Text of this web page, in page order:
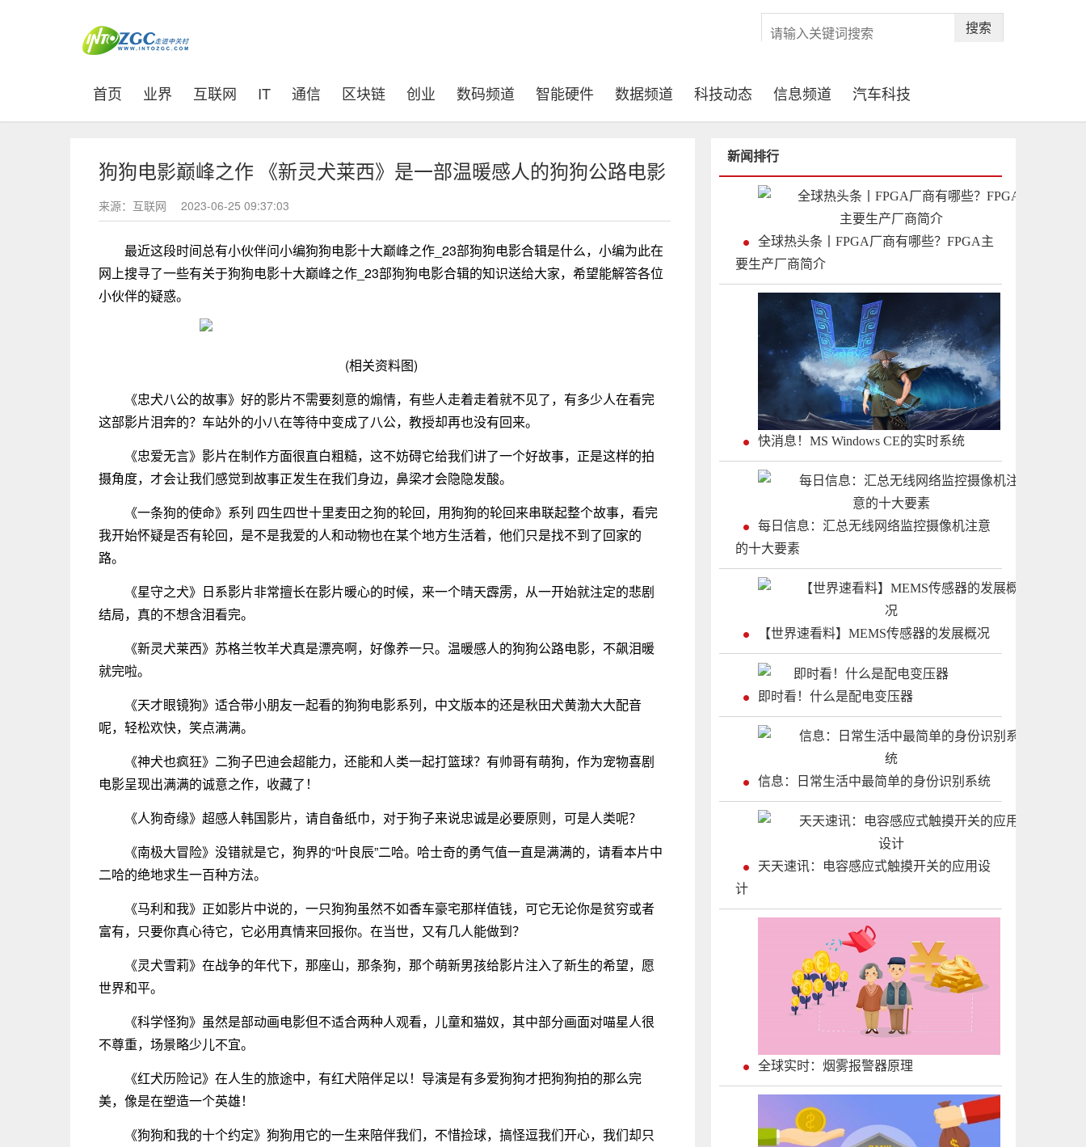
搜索
首页 (current)
业界 互联网 IT 通信 区块链 创业 数码频道 智能硬件 数据频道 科技动态 信息频道 汽车科技
狗狗电影巅峰之作 《新灵犬莱西》是一部温暖感人的狗狗公路电影
来源：互联网 2023-06-25 09:37:03
最近这段时间总有小伙伴问小编狗狗电影十大巅峰之作_23部狗狗电影合辑是什么，小编为此在
网上搜寻了一些有关于狗狗电影十大巅峰之作_23部狗狗电影合辑的知识送给大家，希望能解答各位
小伙伴的疑惑。
(相关资料图)
《忠犬八公的故事》好的影片不需要刻意的煽情，有些人走着走着就不见了，有多少人在看完
这部影片泪奔的？车站外的小八在等待中变成了八公，教授却再也没有回来。
《忠爱无言》影片在制作方面很直白粗糙，这不妨碍它给我们讲了一个好故事，正是这样的拍
摄角度，才会让我们感觉到故事正发生在我们身边，鼻梁才会隐隐发酸。
《一条狗的使命》系列 四生四世十里麦田之狗的轮回，用狗狗的轮回来串联起整个故事，看完
我开始怀疑是否有轮回，是不是我爱的人和动物也在某个地方生活着，他们只是找不到了回家的
路。
《星守之犬》日系影片非常擅长在影片暖心的时候，来一个晴天霹雳，从一开始就注定的悲剧
结局，真的不想含泪看完。
《新灵犬莱西》苏格兰牧羊犬真是漂亮啊，好像养一只。温暖感人的狗狗公路电影，不飙泪暖
就完啦。
《天才眼镜狗》适合带小朋友一起看的狗狗电影系列，中文版本的还是秋田犬黄渤大大配音
呢，轻松欢快，笑点满满。
《神犬也疯狂》二狗子巴迪会超能力，还能和人类一起打篮球？有帅哥有萌狗，作为宠物喜剧
电影呈现出满满的诚意之作，收藏了！
《人狗奇缘》超感人韩国影片，请自备纸巾，对于狗子来说忠诚是必要原则，可是人类呢？
《南极大冒险》没错就是它，狗界的“叶良辰”二哈。哈士奇的勇气值一直是满满的，请看本片中
二哈的绝地求生一百种方法。
《马利和我》正如影片中说的，一只狗狗虽然不如香车豪宅那样值钱，可它无论你是贫穷或者
富有，只要你真心待它，它必用真情来回报你。在当世，又有几人能做到？
《灵犬雪莉》在战争的年代下，那座山，那条狗，那个萌新男孩给影片注入了新生的希望，愿
世界和平。
《科学怪狗》虽然是部动画电影但不适合两种人观看，儿童和猫奴，其中部分画面对喵星人很
不尊重，场景略少儿不宜。
《红犬历险记》在人生的旅途中，有红犬陪伴足以！导演是有多爱狗狗才把狗狗拍的那么完
美，像是在塑造一个英雄！
《狗狗和我的十个约定》狗狗用它的一生来陪伴我们，不惜捡球，搞怪逗我们开心，我们却只
新闻排行
全球热头条丨FPGA厂商有哪些？FPGA主
要生产厂商简介
快消息！MS Windows CE的实时系统
每日信息：汇总无线网络监控摄像机注意
的十大要素
【世界速看料】MEMS传感器的发展概况
即时看！什么是配电变压器
信息：日常生活中最简单的身份识别系统
天天速讯：电容感应式触摸开关的应用设
计
全球实时：烟雾报警器原理